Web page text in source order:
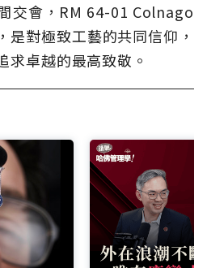
交會，RM 64-01 Colnago
是對極致工藝的共同信仰，
求卓越的最高致敬。